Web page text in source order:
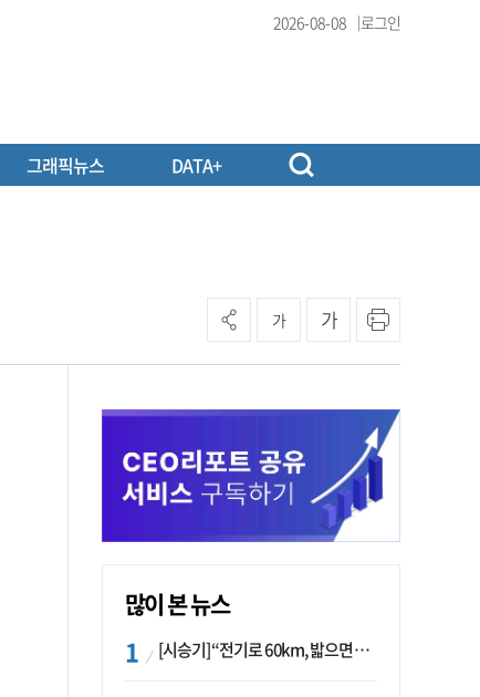
2026-08-08 로그인
그래픽뉴스 DATA+
가 가
많이 본 뉴스
[시승기] “전기로 60km, 밟으면 462마력”…볼보 XC60 T8의 두 얼굴